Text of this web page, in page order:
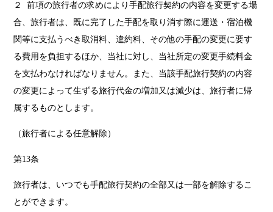
２ 前項の旅行者の求めにより手配旅行契約の内容を変更する場
合、旅行者は、既に完了した手配を取り消す際に運送・宿泊機
関等に支払うべき取消料、違約料、その他の手配の変更に要す
る費用を負担するほか、当社に対し、当社所定の変更手続料金
を支払わなければなりません。また、当該手配旅行契約の内容
の変更によって生ずる旅行代金の増加又は減少は、旅行者に帰
属するものとします。
（旅行者による任意解除）
第13条
旅行者は、いつでも手配旅行契約の全部又は一部を解除するこ
とができます。